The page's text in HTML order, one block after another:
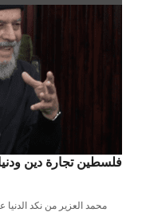
فلسطين تجارة دين
محمد العزير من نكد